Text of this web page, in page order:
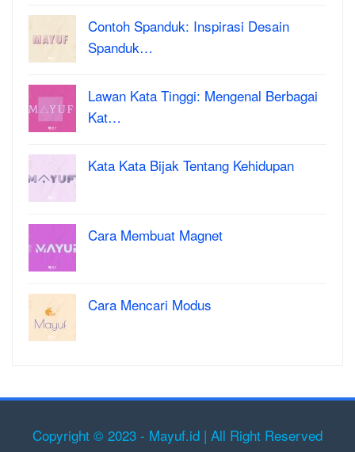
Contoh Spanduk: Inspirasi Desain
Spanduk…
Lawan Kata Tinggi: Mengenal Berbagai
Kat…
Kata Kata Bijak Tentang Kehidupan
Cara Membuat Magnet
Cara Mencari Modus
Copyright © 2023 - Mayuf.id | All Right Reserved